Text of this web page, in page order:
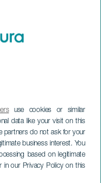
use cookies or similar
data like your visit on this
partners do not ask for your
business interest. You
based on legitimate
in our Privacy Policy on this